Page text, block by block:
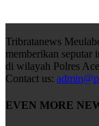
Tribratanews
memberikan
di wilayah Polres
Contact us:
EVEN MORE